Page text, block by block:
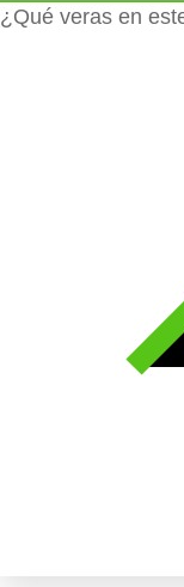
¿Qué veras en